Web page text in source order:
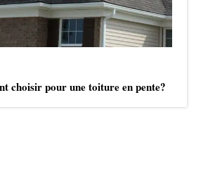
choisir pour une toiture en pente?